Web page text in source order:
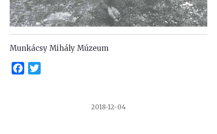
Munkácsy Mihály Múzeum
Facebook
2018-12-04